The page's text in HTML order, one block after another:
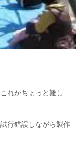
れがちょっと難し
行錯誤しながら製作